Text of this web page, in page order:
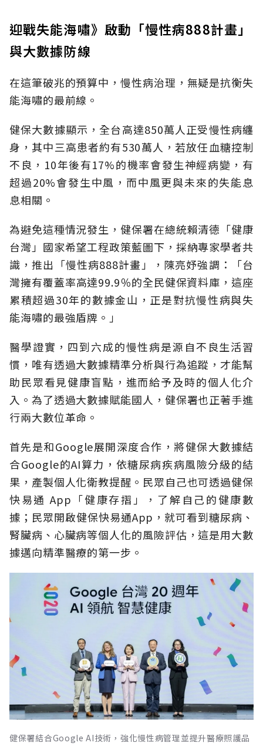
迎戰失能海嘯》啟動「慢性病888計畫」
與大數據防線
在這筆破兆的預算中，慢性病治理，無疑是抗衡失
能海嘯的最前線。
健保大數據顯示，全台高達850萬人正受慢性病纏
身，其中三高患者約有530萬人，若放任血糖控制
不良，10年後有17%的機率會發生神經病變，有
超過20%會發生中風，而中風更與未來的失能息
息相關。
為避免這種情況發生，健保署在總統賴清德「健康
台灣」國家希望工程政策藍圖下，採納專家學者共
識，推出「慢性病888計畫」，陳亮妤強調：「台
灣擁有覆蓋率高達99.9％的全民健保資料庫，這座
累積超過30年的數據金山，正是對抗慢性病與失
能海嘯的最強盾牌。」
醫學證實，四到六成的慢性病是源自不良生活習
慣，唯有透過大數據精準分析與行為追蹤，才能幫
助民眾看見健康盲點，進而給予及時的個人化介
入。為了透過大數據賦能國人，健保署也正著手進
行兩大數位革命。
首先是和Google展開深度合作，將健保大數據結
合Google的AI算力，依糖尿病疾病風險分級的結
果，產製個人化衛教提醒。民眾自己也可透過健保
快易通 App「健康存摺」，了解自己的健康數
據；民眾開啟健保快易通App，就可看到糖尿病、
腎臟病、心臟病等個人化的風險評估，這是用大數
據邁向精準醫療的第一步。
健保署結合Google AI技術，強化慢性病管理並提升醫療照護品